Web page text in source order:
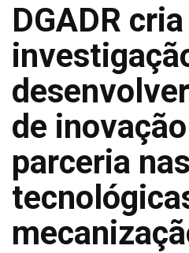
DGADR
de
parceria